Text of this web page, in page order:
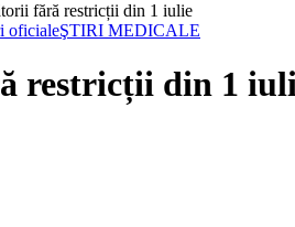
fără restricții din 1 iulie
oficialeŞTIRI MEDICALE
restricții din 1